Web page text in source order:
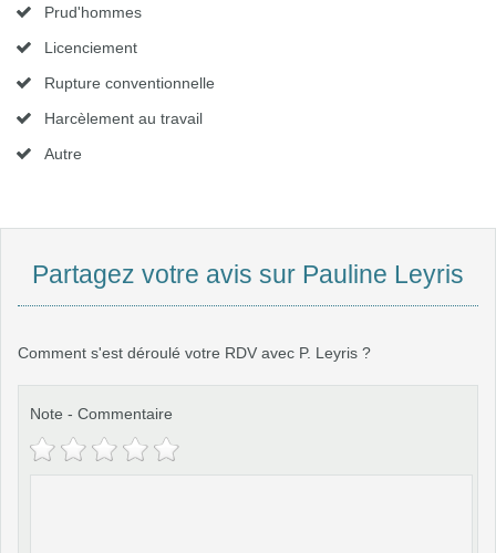
Prud'hommes
Licenciement
Rupture conventionnelle
Harcèlement au travail
Autre
Partagez votre avis sur Pauline Leyris
Comment s'est déroulé votre RDV avec P. Leyris ?
Note - Commentaire